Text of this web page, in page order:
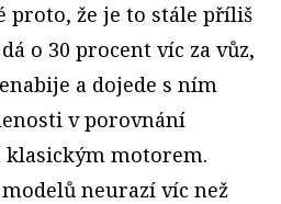
proto, že je to stále příliš
o 30 procent víc za vůz,
a dojede s ním
v porovnání
klasickým motorem.
neurazí víc než